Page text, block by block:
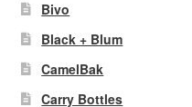
Bivo
Black + Blum
CamelBak
Carry Bottles